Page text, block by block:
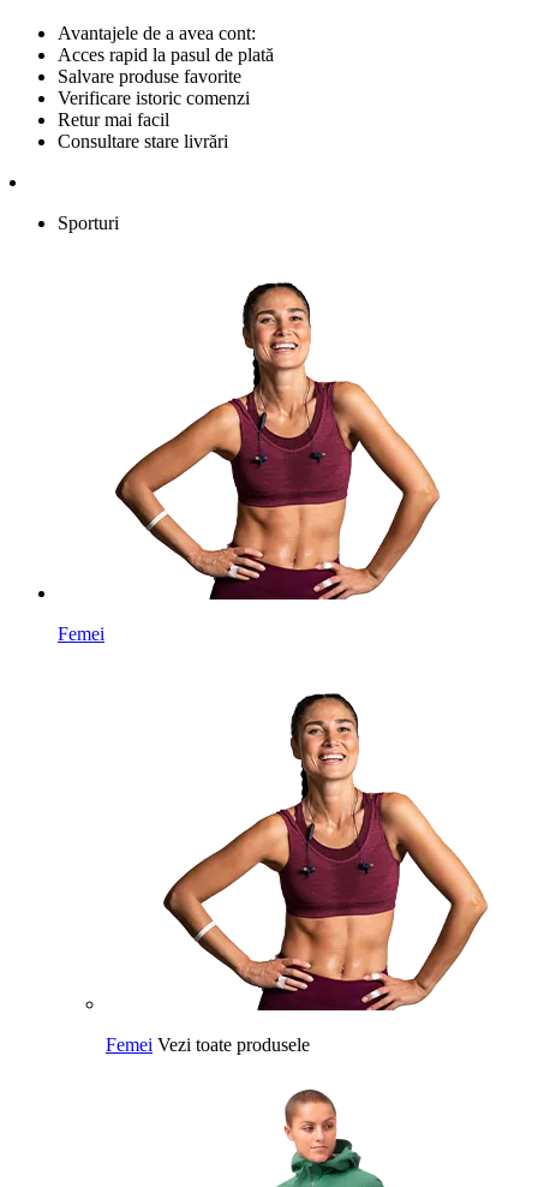
Avantajele de a avea cont:
Acces rapid la pasul de plată
Salvare produse favorite
Verificare istoric comenzi
Retur mai facil
Consultare stare livrări
Sporturi
Femei
Femei Vezi toate produsele